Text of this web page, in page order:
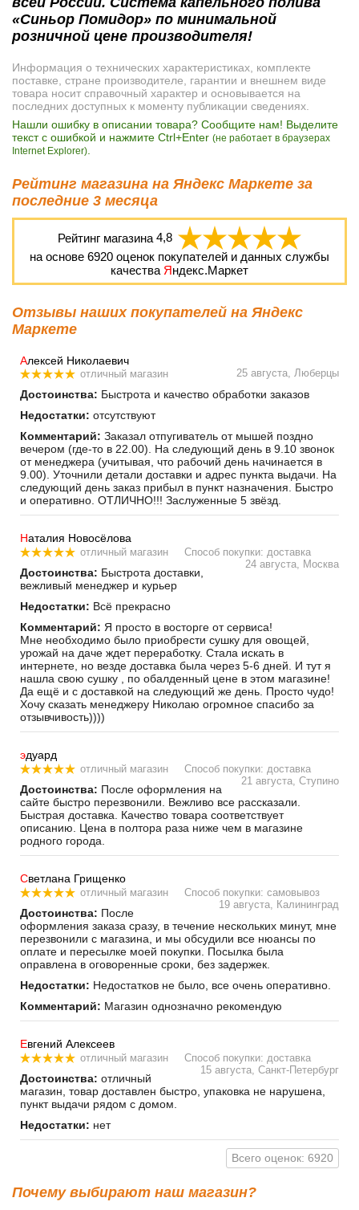
«Синьор Помидор» по минимальной
розничной цене производителя!
Информация о технических характеристиках, комплекте
поставке, стране производителе, гарантии и внешнем виде
товара носит справочный характер и основывается на
последних доступных к моменту публикации сведениях.
Нашли ошибку в описании товара? Сообщите нам! Выделите
текст с ошибкой и нажмите Ctrl+Enter (не работает в браузерах
Internet Explorer)
Рейтинг магазина на Яндекс Маркете за
последние 3 месяца
Рейтинг магазина 4,8
на основе 6920 оценок покупателей и данных службы
качества Яндекс.Маркет
Отзывы наших покупателей на Яндекс
Маркете
Алексей Николаевич
отличный магазин 25 августа, Люберцы
Достоинства: Быстрота и качество обработки заказов
Недостатки: отсутствуют
Комментарий: Заказал отпугиватель от мышей поздно
вечером (где-то в 22.00). На следующий день в 9.10 звонок
от менеджера (учитывая, что рабочий день начинается в
9.00). Уточнили детали доставки и адрес пункта выдачи. На
следующий день заказ прибыл в пункт назначения. Быстро
и оперативно. ОТЛИЧНО!!! Заслуженные 5 звёзд.
Наталия Новосёлова
отличный магазин
Способ покупки: доставка
24 августа, Москва
Достоинства: Быстрота доставки,
вежливый менеджер и курьер
Недостатки: Всё прекрасно
Комментарий: Я просто в восторге от сервиса!
Мне необходимо было приобрести сушку для овощей,
урожай на даче ждет переработку. Стала искать в
интернете, но везде доставка была через 5-6 дней. И тут я
нашла свою сушку , по обалденный цене в этом магазине!
Да ещё и с доставкой на следующий же день. Просто чудо!
Хочу сказать менеджеру Николаю огромное спасибо за
отзывчивость))))
эдуард
отличный магазин
Способ покупки: доставка
21 августа, Ступино
Достоинства: После оформления на
сайте быстро перезвонили. Вежливо все рассказали.
Быстрая доставка. Качество товара соответствует
описанию. Цена в полтора раза ниже чем в магазине
родного города.
Светлана Грищенко
отличный магазин
Способ покупки: самовывоз
19 августа, Калининград
Достоинства: После
оформления заказа сразу, в течение нескольких минут, мне
перезвонили с магазина, и мы обсудили все нюансы по
оплате и пересылке моей покупки. Посылка была
оправлена в оговоренные сроки, без задержек.
Недостатки: Недостатков не было, все очень оперативно.
Комментарий: Магазин однозначно рекомендую
Евгений Алексеев
отличный магазин
Способ покупки: доставка
15 августа, Санкт-Петербург
Достоинства: отличный
магазин, товар доставлен быстро, упаковка не нарушена,
пункт выдачи рядом с домом.
Недостатки: нет
Всего оценок: 6920
Почему выбирают наш магазин?